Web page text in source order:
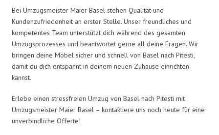
Bei Umzugsmeister Maier Basel stehen Qualität und
Kundenzufriedenheit an erster Stelle. Unser freundliches und
kompetentes Team unterstützt dich während des gesamten
Umzugsprozesses und beantwortet gerne all deine Fragen. Wir
bringen deine Möbel sicher und schnell von Basel nach Pitesti,
damit du dich entspannt in deinem neuen Zuhause einrichten
kannst.
Erlebe einen stressfreien Umzug von Basel nach Pitesti mit
Umzugsmeister Maier Basel – kontaktiere uns noch heute für eine
unverbindliche Offerte!